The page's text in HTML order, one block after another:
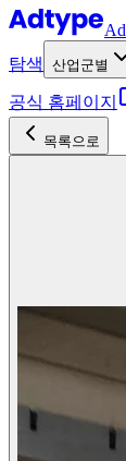
Ad
탐색
산업군별
공식 홈페이지
목록으로